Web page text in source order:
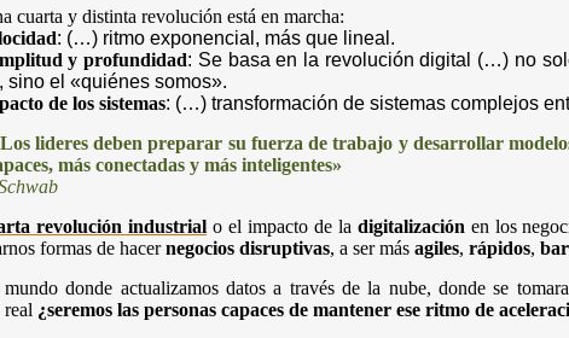
cuarta y distinta revolución está en marcha:
: (…) ritmo exponencial, más que lineal.
y profundidad: Se basa en la revolución digital (…) no
sino el «quiénes somos».
de los sistemas: (…) transformación de sistemas complejos
lideres deben preparar su fuerza de trabajo y desarrollar
más conectadas y más inteligentes»
revolución industrialo el impacto de la digitalización en los
formas de hacernegocios disruptivas, a ser másagiles,rápidos,
donde actualizamos datos a través de la nube, donde se
¿seremos las personas capaces de mantener ese ritmo de